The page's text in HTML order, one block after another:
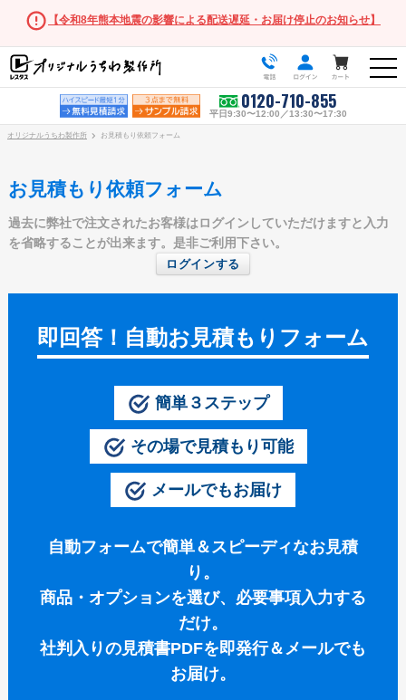
【令和8年熊本地震の影響による配送遅延・お届け停止のお知らせ】
0120-710-855
平日9:30〜12:00／13:30〜17:30
うちわ商品一覧
ポリうちわ（Mサイズ）
ポリうちわ（Sサイズ）
ポリうちわ（XSサイズ）
伝統⽵うちわ（オリジナル）
きらめきうちわ（Mサイズ）
クリアうちわ（Mサイズ）
紙うちわ
紙うちわ ハート型
紙うちわ ユニフォーム型
紙うちわ パンダ・くま型
オリジナルうちわ製作所 お見積もり依頼フォーム
お見積もり依頼フォーム
過去に弊社で注文されたお客様はログインしていただけますと入力
を省略することが出来ます。是非ご利用下さい。
ログインする
即回答！自動お見積もりフォーム
簡単３ステップ
その場で見積もり可能
メールでもお届け
自動フォームで簡単＆スピーディなお見積
り。
商品・オプションを選び、必要事項入力する
だけ。
社判入りの見積書PDFを即発行＆メールでも
お届け。